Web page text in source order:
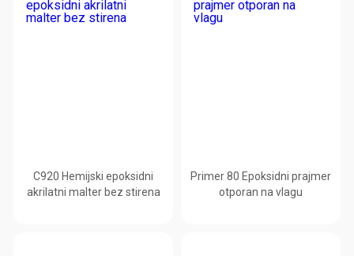
C920 Hemijski epoksidni
akrilatni malter bez stirena
Primer 80 Epoksidni prajmer
otporan na vlagu